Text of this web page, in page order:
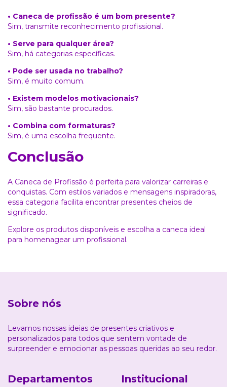
• Caneca de profissão é um bom presente?
Sim, transmite reconhecimento profissional.
• Serve para qualquer área?
Sim, há categorias específicas.
• Pode ser usada no trabalho?
Sim, é muito comum.
• Existem modelos motivacionais?
Sim, são bastante procurados.
• Combina com formaturas?
Sim, é uma escolha frequente.
Conclusão
A Caneca de Profissão é perfeita para valorizar carreiras e
conquistas. Com estilos variados e mensagens inspiradoras,
essa categoria facilita encontrar presentes cheios de
significado.
Explore os produtos disponíveis e escolha a caneca ideal
para homenagear um profissional.
Sobre nós
Levamos nossas ideias de presentes criativos e
personalizados para todos que sentem vontade de
surpreender e emocionar as pessoas queridas ao seu redor.
Departamentos Institucional